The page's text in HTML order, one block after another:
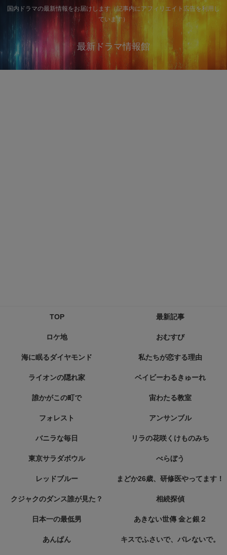
国内ドラマの最新情報をお届けします（記事内にアフィリエイト広告を利用し
ています）
最新ドラマ情報館
TOP 最新記事
ロケ地 おむすび
海に眠るダイヤモンド 私たちが恋する理由
ライオンの隠れ家 ベイビーわるきゅーれ
誰かがこの町で 宙わたる教室
フォレスト アンサンブル
バニラな毎日 リラの花咲くけものみち
東京サラダボウル べらぼう
レッドブルー まどか26歳、研修医やってます！
クジャクのダンス誰が見た？ 相続探偵
日本一の最低男 あきない世傳 金と銀２
あんぱん キスでふさいで、バレないで。